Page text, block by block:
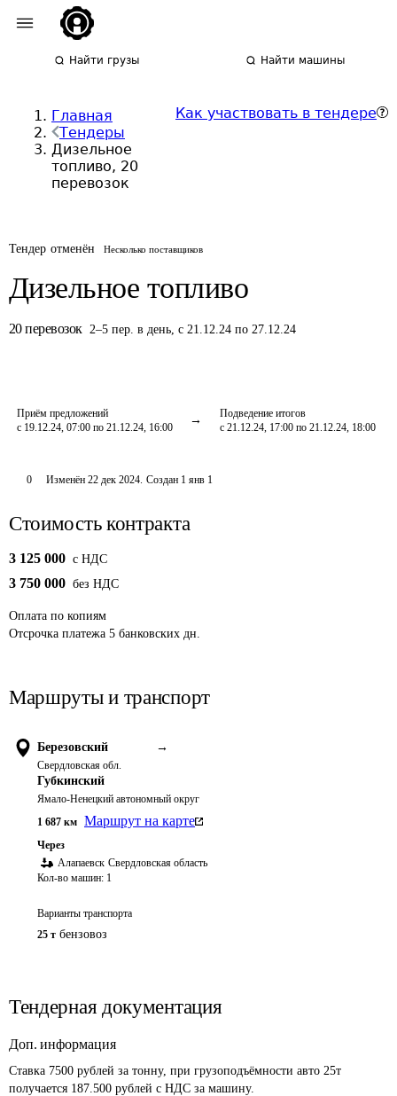
Найти грузы Найти машины
Главная
Тендеры
Дизельное
топливо, 20
перевозок
Как участвовать в тендере
Тендер отменён Несколько поставщиков
Дизельное топливо
20 перевозок 2–5 пер. в день, с 21.12.24 по 27.12.24
Приём предложений
с 19.12.24, 07:00 по 21.12.24, 16:00
Подведение итогов
с 21.12.24, 17:00 по 21.12.24, 18:00
0 Изменён 22 дек 2024. Создан 1 янв 1
Стоимость контракта
3 125 000 c НДС
3 750 000 без НДС
Оплата по копиям
Отсрочка платежа 5 банковских дн.
Маршруты и транспорт
Березовский →
Свердловская обл.
Губкинский
Ямало-Ненецкий автономный округ
1 687 км Маршрут на карте
Через
Алапаевск Свердловская область
Кол-во машин: 1
Варианты транспорта
25 т бензовоз
Тендерная документация
Доп. информация
Ставка 7500 рублей за тонну, при грузоподъёмности авто 25т
получается 187.500 рублей с НДС за машину.